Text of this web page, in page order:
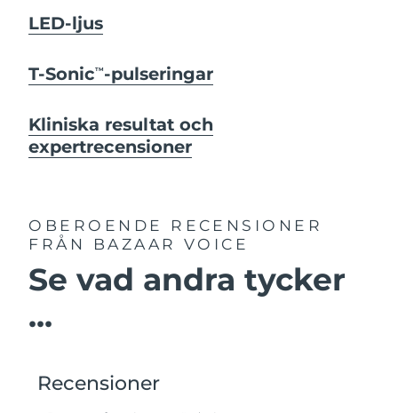
LED-ljus
T-SonicTM -pulseringar
Kliniska resultat och
expertrecensioner
OBEROENDE RECENSIONER
FRÅN BAZAAR VOICE
Se vad andra tycker
...